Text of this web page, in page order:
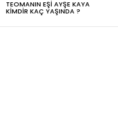
TEOMANIN EŞI AYŞE KAYA
KIMDIR KAÇ YAŞINDA ?